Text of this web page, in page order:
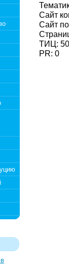
Сайт
Сайт
ТИЦ: 50
PR: 0